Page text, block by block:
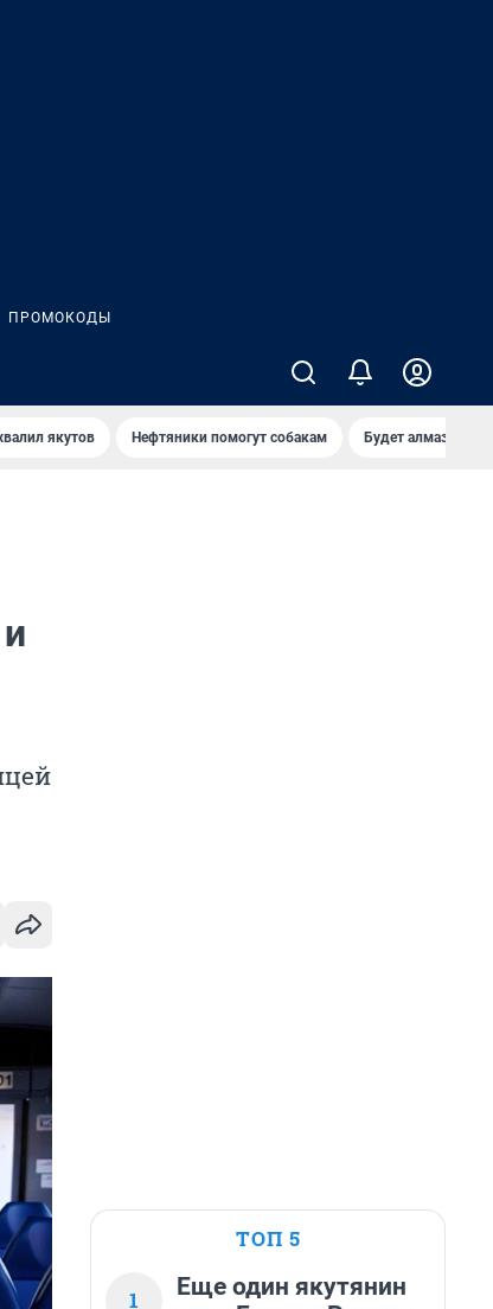
ПРОМОКОДЫ
якутов Нефтяники помогут собакам Будет алмазный
ТОП 5
1
Еще один якутянин